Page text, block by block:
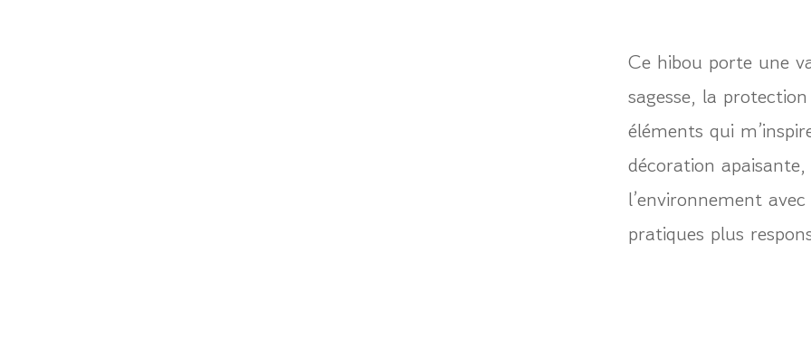
Ce hibou porte une
sagesse, la
éléments qui
décoration
l’environnement
pratiques plus